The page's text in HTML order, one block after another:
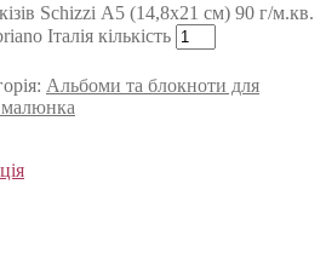
Schizzi А5 (14,8х21 см) 90 г/м.кв.
Італія кількість
Альбоми та блокноти для
малюнка